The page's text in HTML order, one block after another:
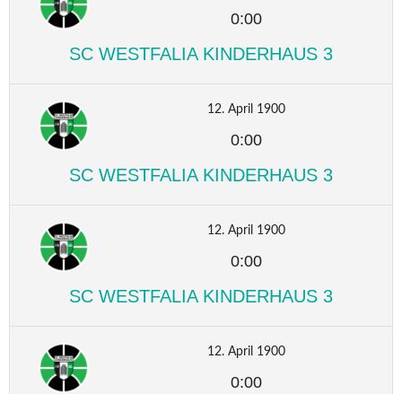
0:00
SC WESTFALIA KINDERHAUS 3
12. April 1900
0:00
SC WESTFALIA KINDERHAUS 3
12. April 1900
0:00
SC WESTFALIA KINDERHAUS 3
12. April 1900
0:00